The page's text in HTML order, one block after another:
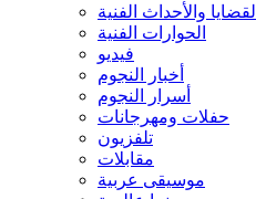
القضايا والأحداث الفنية
الحوارات الفنية
فيديو
أخبار النجوم
أسرار النجوم
حفلات ومهرجانات
تلفزيون
مقابلات
موسيقى عربية